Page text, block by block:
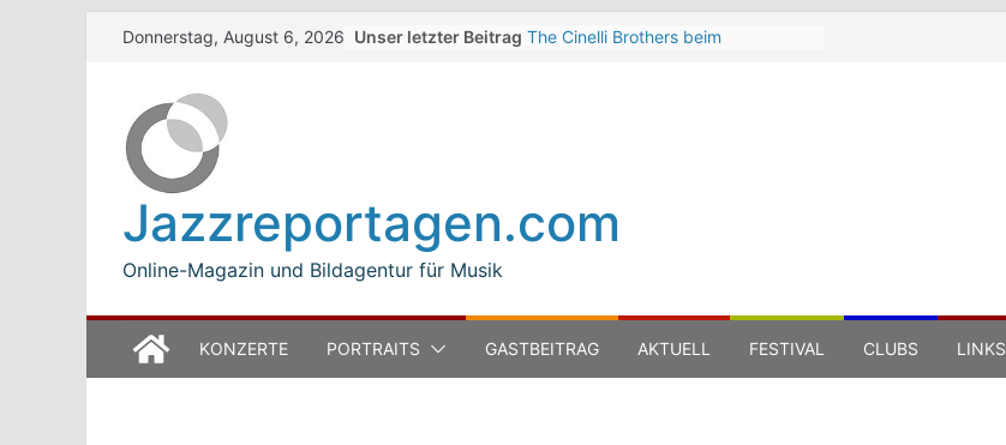
SkipDonnerstag, August 6, 2026 Unser letzter Beitrag The Cinelli Brothers beim
Open Ludwigsburg 2026
Jazzreportagen.com
Online-Magazin und Bildagentur für Musik
KONZERTE PORTRAITS GASTBEITRAG AKTUELL FESTIVAL CLUBS LINKS